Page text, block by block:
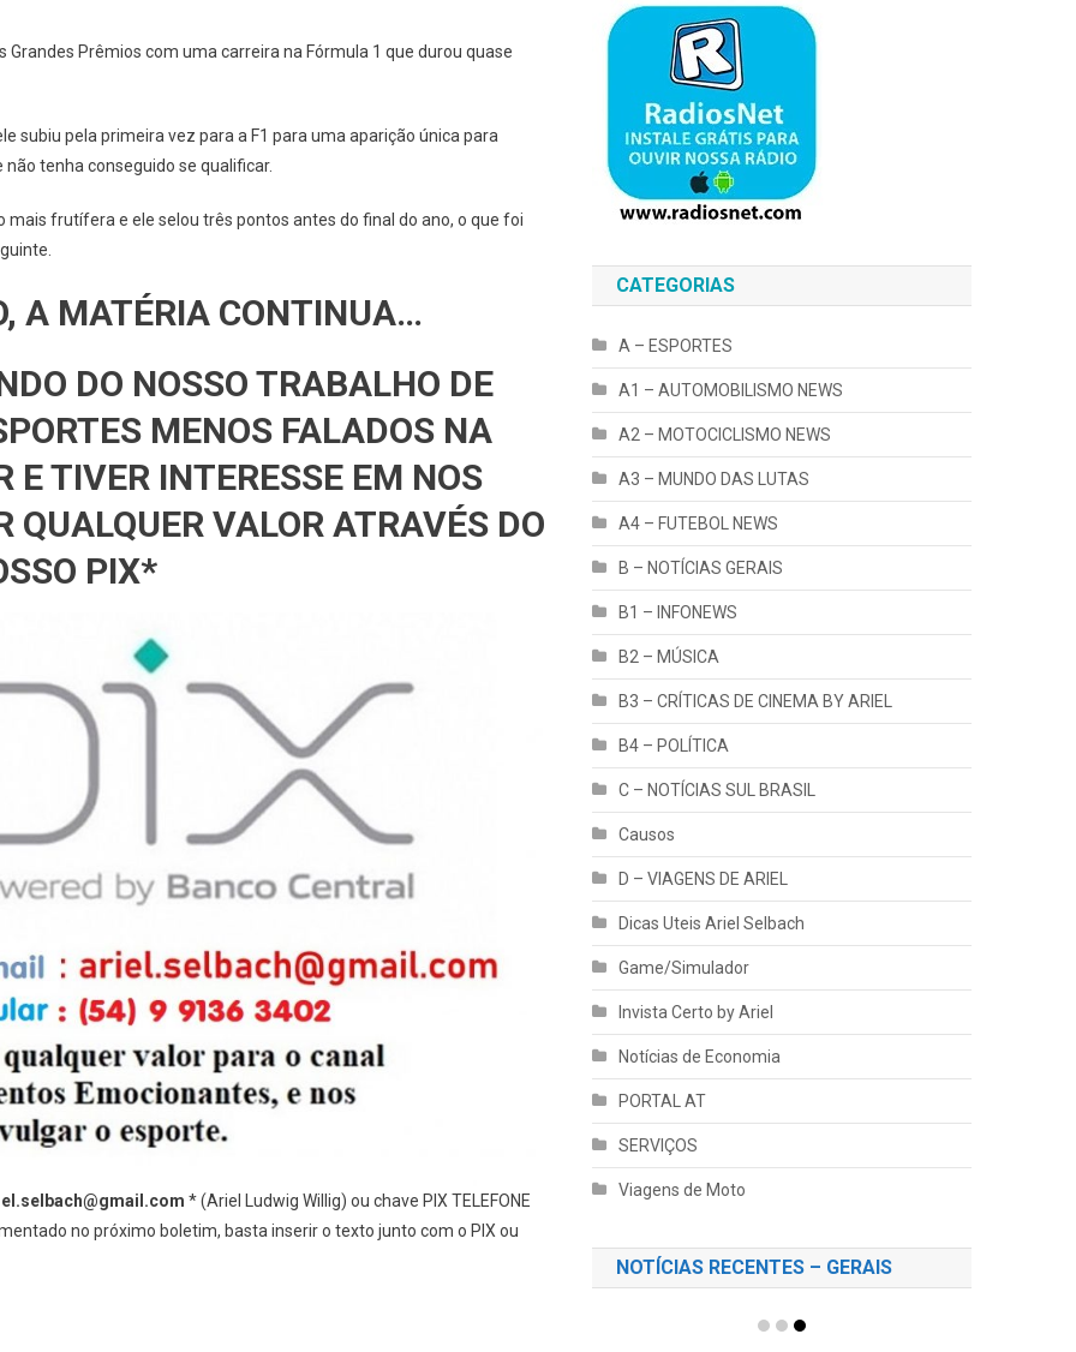
Prêmios com uma carreira na Fórmula 1 que durou quase
subiu pela primeira vez para a F1 para uma aparição única para
tenha conseguido se qualificar.
frutífera e ele selou três pontos antes do final do ano, o que foi
A MATÉRIA CONTINUA…
DO NOSSO TRABALHO DE
MENOS FALADOS NA
E TIVER INTERESSE EM NOS
QUALQUER VALOR ATRAVÉS DO
PIX*
* (Ariel Ludwig Willig) ou chave PIX TELEFONE
no próximo boletim, basta inserir o texto junto com o PIX ou
CATEGORIAS
A – ESPORTES
A1 – AUTOMOBILISMO NEWS
A2 – MOTOCICLISMO NEWS
A3 – MUNDO DAS LUTAS
A4 – FUTEBOL NEWS
B – NOTÍCIAS GERAIS
B1 – INFONEWS
B2 – MÚSICA
B3 – CRÍTICAS DE CINEMA BY ARIEL
B4 – POLÍTICA
C – NOTÍCIAS SUL BRASIL
Causos
D – VIAGENS DE ARIEL
Dicas Uteis Ariel Selbach
Game/Simulador
Invista Certo by Ariel
Notícias de Economia
PORTAL AT
SERVIÇOS
Viagens de Moto
NOTÍCIAS RECENTES – GERAIS